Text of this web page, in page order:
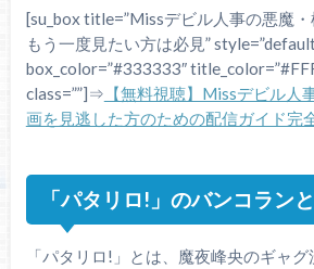
[su_box title=”Missデビル人事の悪魔・
もう一度見たい方は必見”
box_color=”#333333″
class=””]⇒ 【無料視聴】Missデビル人
画を見逃した方のための配信ガイド完
「パタリロ!」のバンコラン
「パタリロ!」とは、魔夜峰央のギャグ